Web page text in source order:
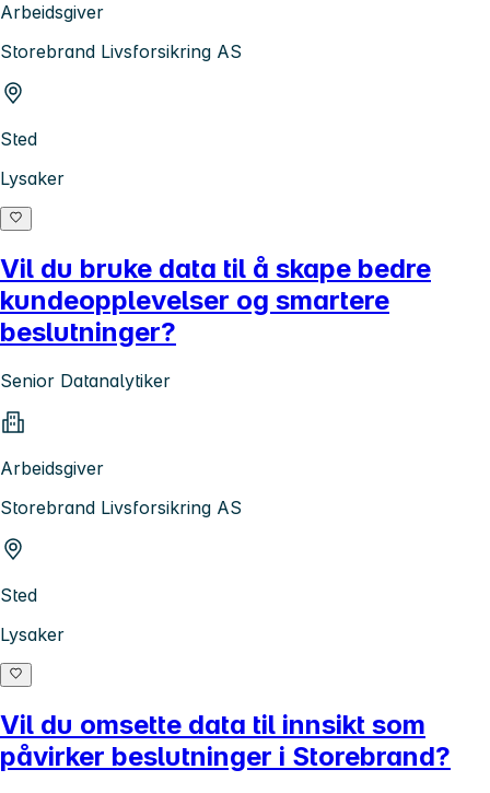
Arbeidsgiver
Storebrand Livsforsikring AS
Sted
Lysaker
Vil du bruke data til å skape bedre
kundeopplevelser og smartere
beslutninger?
Senior Datanalytiker
Arbeidsgiver
Storebrand Livsforsikring AS
Sted
Lysaker
Vil du omsette data til innsikt som
påvirker beslutninger i Storebrand?